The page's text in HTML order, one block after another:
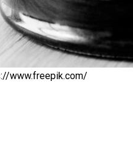
www.freepik.com/